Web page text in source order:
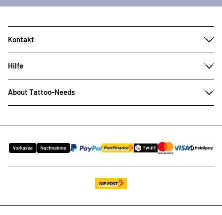
Kontakt
Hilfe
About Tattoo-Needs